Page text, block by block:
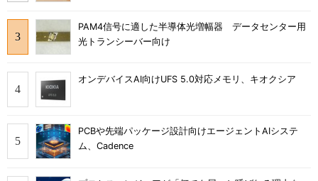
PAM4信号に適した半導体光増幅器 データセンター用
光トランシーバー向け
オンデバイスAI向けUFS 5.0対応メモリ、キオクシア
PCBや先端パッケージ設計向けエージェントAIシステ
ム、Cadence